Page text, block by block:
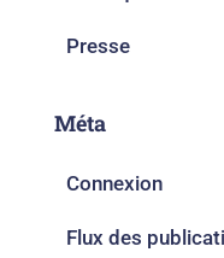
Presse
Méta
Connexion
Flux des